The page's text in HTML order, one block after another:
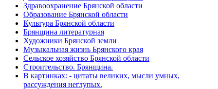
Здравоохранение Брянской области
Образование Брянской области
Культура Брянской области
Брянщина литературная
Художники Брянской земли
Музыкальная жизнь Брянского края
Сельское хозяйство Брянской области
Строительство. Брянщина.
В картинках: - цитаты великих, мысли умных,
рассуждения неглупых.